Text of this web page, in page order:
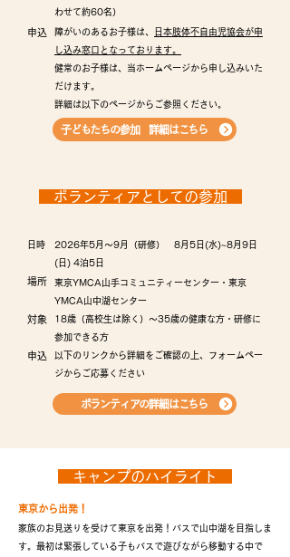
わせて約60名）​
​申込 障がいのあるお子様は、
日本肢体不自由児協会が申
し込み窓口となっております。
健常のお子様は、当ホームページから申し込みいた
だけます。
​詳細は以下のページからご参照ください。
子どもたちの参加 詳細はこちら
ボランティアとしての参加
日時
2026年5月〜9月（研修） 8月5日(水)~8月9日
(日) 4泊5日​
場所​​
東京YMCA山手コミュニティーセンター・東京
YMCA山中湖センター​​
​対象​
18歳（高校生は除く）〜35歳の健康な方・研修に
参加できる方
​申込
以下のリンクから詳細をご確認の上、フォームペー
ジからご応募ください
ボランティアの詳細はこちら
キャンプのハイライト
​東京から出発！
家族のお見送りを受けて東京を出発！バスで山中湖を目指しま
す。最初は緊張している子もバスで遊びながら移動する中で